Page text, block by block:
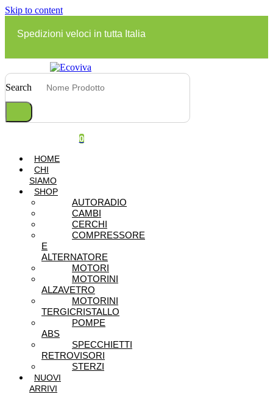
Skip to content
Spedizioni veloci in tutta Italia
Search
0
HOME
CHI
SIAMO
SHOP
AUTORADIO
CAMBI
CERCHI
COMPRESSORE
E
ALTERNATORE
MOTORI
MOTORINI
ALZAVETRO
MOTORINI
TERGICRISTALLO
POMPE
ABS
SPECCHIETTI
RETROVISORI
STERZI
NUOVI
ARRIVI
VERIFICA LA DISPONIBILITÀ